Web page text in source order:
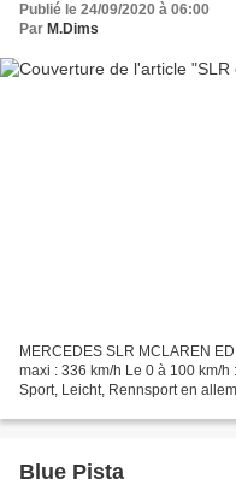
Publié le 24/09/2020 à 06:00
Par M.Dims
MERCEDES SLR MCLAREN
maxi : 336 km/h Le 0 à 100 km/
Sport, Leicht, Rennsport en
Blue Pista